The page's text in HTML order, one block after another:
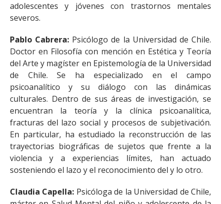
adolescentes y jóvenes con trastornos mentales
severos.
Pablo Cabrera: Psicólogo de la Universidad de Chile.
Doctor en Filosofía con mención en Estética y Teoría
del Arte y magíster en Epistemología de la Universidad
de Chile. Se ha especializado en el campo
psicoanalítico y su diálogo con las dinámicas
culturales. Dentro de sus áreas de investigación, se
encuentran la teoría y la clínica psicoanalítica,
fracturas del lazo social y procesos de subjetivación.
En particular, ha estudiado la reconstrucción de las
trayectorias biográficas de sujetos que frente a la
violencia y a experiencias límites, han actuado
sosteniendo el lazo y el reconocimiento del y lo otro.
Claudia Capella: Psicóloga de la Universidad de Chile,